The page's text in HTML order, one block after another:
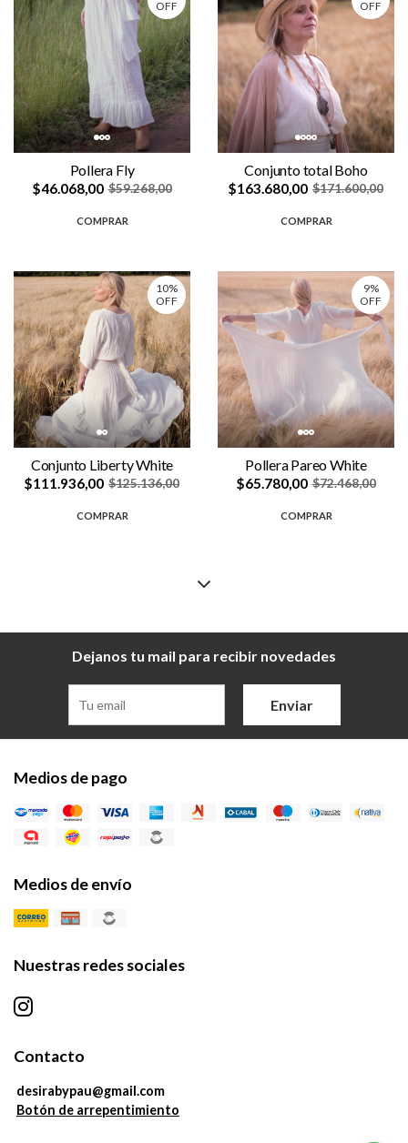
OFF
Pollera Fly
$46.068,00 $59.268,00
COMPRAR
OFF
Conjunto total Boho
$163.680,00 $171.600,00
COMPRAR
10%
OFF
Conjunto Liberty White
$111.936,00 $125.136,00
COMPRAR
9%
OFF
Pollera Pareo White
$65.780,00 $72.468,00
COMPRAR
Dejanos tu mail para recibir novedades
Enviar
Medios de pago
Medios de envío
Nuestras redes sociales
Contacto
desirabypau@gmail.com
Botón de arrepentimiento